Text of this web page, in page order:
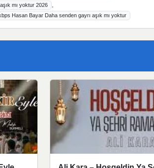
mı yoktur 2026 ,
Hasan Bayar Daha senden gayrı aşık mı yoktur